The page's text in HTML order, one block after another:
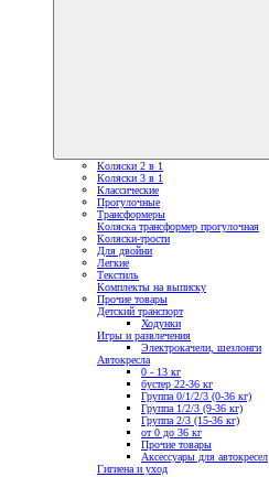
Коляски 2 в 1
Коляски 3 в 1
Классические
Прогулочные
Трансформеры
Коляска трансформер прогулочная
Коляски-трости
Для двойни
Легкие
Текстиль
Комплекты на выписку
Прочие товары
Детский транспорт
Ходунки
Игры и развлечения
Электрокачели, шезлонги
Автокресла
0 - 13 кг
бустер 22-36 кг
Группа 0/1/2/3 (0-36 кг)
Группа 1/2/3 (9-36 кг)
Группа 2/3 (15-36 кг)
от 0 до 36 кг
Прочие товары
Аксессуары для автокресел
Гигиена и уход